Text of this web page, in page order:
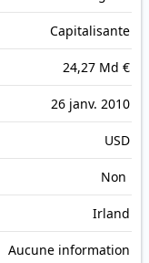
Capitalisante
24,27 Md €
26 janv. 2010
USD
Non
Irland
Aucune information